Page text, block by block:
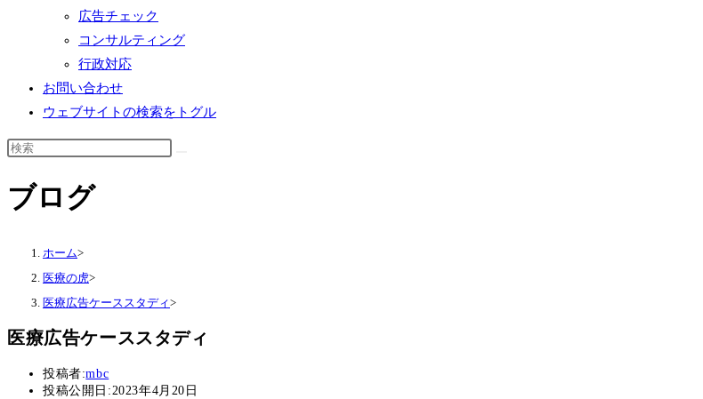
広告チェック
コンサルティング
行政対応
お問い合わせ
ウェブサイトの検索をトグル
ブログ
ホーム>
医療の虎>
医療広告ケーススタディ>
医療広告ケーススタディ
投稿者:mbc
投稿公開日:2023年4月20日